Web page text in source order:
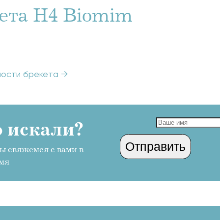
H4 Biomim
брекета →
свяжемся с вами в